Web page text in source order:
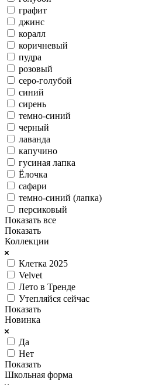
графит
джинс
коралл
коричневый
пудра
розовый
серо-голубой
синий
сирень
темно-синий
черный
лаванда
капучино
гусиная лапка
Ёлочка
сафари
темно-синий (лапка)
персиковый
Показать все
Показать
Коллекции
Клетка 2025
Velvet
Лето в Тренде
Утепляйся сейчас
Показать
Новинка
Да
Нет
Показать
Школьная форма